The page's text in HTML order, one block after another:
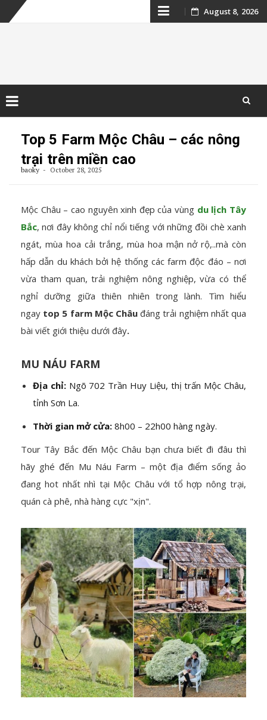
Skip August 8, 2026
lịch Campuchia
Top 5 Farm Mộc Châu – các nông
trại trên miền cao
baoky October 28, 2025
Mộc Châu – cao nguyên xinh đẹp của vùng du lịch Tây
Bắc, nơi đây không chỉ nổi tiếng với những đồi chè xanh
ngát, mùa hoa cải trắng, mùa hoa mận nở rộ,..mà còn
hấp dẫn du khách bởi hệ thống các farm độc đáo – nơi
vừa tham quan, trải nghiệm nông nghiệp, vừa có thể
nghỉ dưỡng giữa thiên nhiên trong lành. Tìm hiểu
ngay top 5 farm Mộc Châu đáng trải nghiệm nhất qua
bài viết giới thiệu dưới đây.
MU NÁU FARM
Địa chỉ: Ngõ 702 Trần Huy Liệu, thị trấn Mộc Châu,
tỉnh Sơn La.
Thời gian mở cửa: 8h00 – 22h00 hàng ngày.
Tour Tây Bắc đến Mộc Châu bạn chưa biết đi đâu thì
hãy ghé đến Mu Náu Farm – một địa điểm sống ảo
đang hot nhất nhì tại Mộc Châu với tổ hợp nông trại,
quán cà phê, nhà hàng cực "xịn".